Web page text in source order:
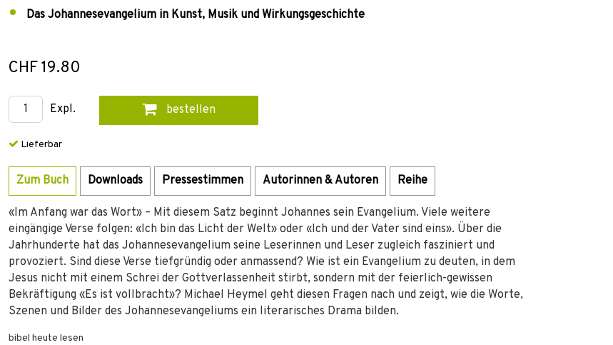
Das Johannesevangelium in Kunst, Musik und Wirkungsgeschichte
CHF 19.80
Expl. bestellen
Lieferbar
Zum Buch Downloads Pressestimmen Autorinnen & Autoren Reihe
«Im Anfang war das Wort» – Mit diesem Satz beginnt Johannes sein Evangelium. Viele weitere
eingängige Verse folgen: «Ich bin das Licht der Welt» oder «Ich und der Vater sind eins». Über die
Jahrhunderte hat das Johannesevangelium seine Leserinnen und Leser zugleich fasziniert und
provoziert. Sind diese Verse tiefgründig oder anmassend? Wie ist ein Evangelium zu deuten, in dem
Jesus nicht mit einem Schrei der Gottverlassenheit stirbt, sondern mit der feierlich-gewissen
Bekräftigung «Es ist vollbracht»? Michael Heymel geht diesen Fragen nach und zeigt, wie die Worte,
Szenen und Bilder des Johannesevangeliums ein literarisches Drama bilden.
bibel heute lesen